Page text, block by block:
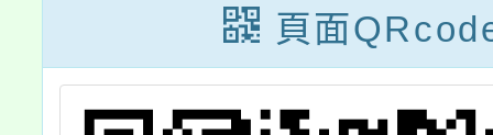
園市孔廟祈福還
願活動
生及
頁面